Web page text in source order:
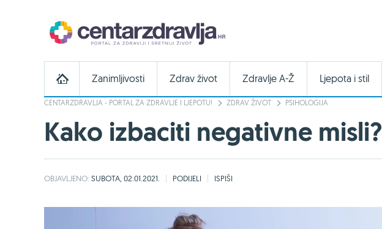
Zanimljivosti Zdrav život Zdravlje A-Ž Ljepota i stil
CENTARZDRAVLJA - PORTAL ZA ZDRAVLJE I LJEPOTU! ZDRAV ŽIVOT PSIHOLOGIJA
Kako izbaciti negativne misli?
OBJAVLJENO: SUBOTA, 02.01.2021. PODIJELI ISPIŠI